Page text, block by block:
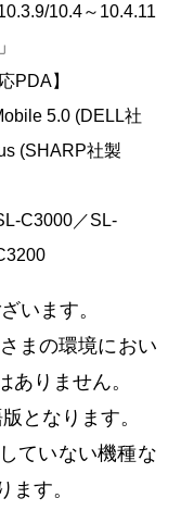
10.4～10.4.11
PDA】
5.0 (DELL社
(SHARP社製
C3000／SL-
います。
まの環境におい
ありません。
となります。
ていない機種な
ます。